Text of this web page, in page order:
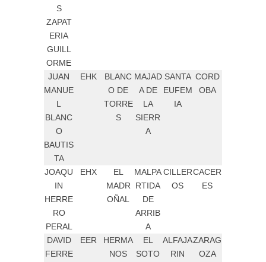
S
ZAPAT
ERIA
GUILL
ORME
JUAN
MANUE
L
BLANC
O
BAUTIS
TA
EHK
BLANC
O DE
TORRE
S
MAJAD
A DE
LA
SIERR
A
SANTA
EUFEM
IA
CORD
OBA
JOAQU
IN
HERRE
RO
PERAL
EHX
EL
MADR
OÑAL
MALPA
RTIDA
DE
ARRIB
A
CILLER
OS
CACER
ES
DAVID
FERRE
EER
HERMA
NOS
EL
SOTO
ALFAJA
RIN
ZARAG
OZA